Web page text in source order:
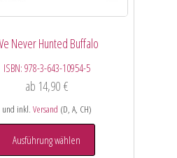
Never Hunted Buffalo
ISBN: 978-3-643-10954-5
ab 14,90 €
und inkl. Versand (D, A, CH)
Ausführung wählen